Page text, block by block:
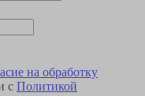
на обработку
с Политикой